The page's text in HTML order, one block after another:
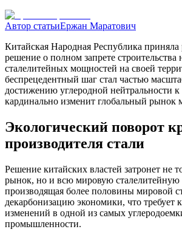
Автор статьиЕржан Маратович
Китайская Народная Республика
решение о полном запрете строительства
сталелитейных мощностей на своей
беспрецедентный шаг стал частью
достижению углеродной нейтральности к
кардинально изменит глобальный рынок
Экологический поворот
производителя стали
Решение китайских властей затронет не
рынок, но и всю мировую сталелитейную
производящая более половины мировой
декарбонизацию экономики, что требует
изменений в одной из самых
промышленности.